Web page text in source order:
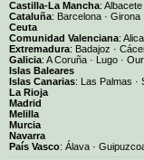
Castilla-La Mancha: Albacete
Cataluña: Barcelona · Girona
Ceuta
Comunidad Valenciana:
Extremadura: Badajoz ·
Galicia: A Coruña · Lugo ·
Islas Baleares
Islas Canarias: Las Palmas ·
La Rioja
Madrid
Melilla
Murcia
Navarra
País Vasco: Álava ·